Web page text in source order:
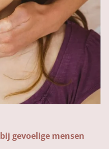
gevoelige mensen